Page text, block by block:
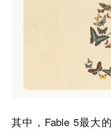
其中，Fable 5最大